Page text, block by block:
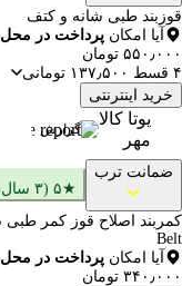
قوزبند طبی شانه و کتف
آیا امکان پرداخت در محل
۵۵۰٫۰۰۰ تومان
۴ قسط ۱۳۷٫۵۰۰ تومانی
خرید اینترنتی
یوتا کالا
مهر
گزارش
ضمانت ترب
★۵ (۳ سال در ترب)
Belt
آیا امکان پرداخت در محل
۳۴۰٫۰۰۰ تومان